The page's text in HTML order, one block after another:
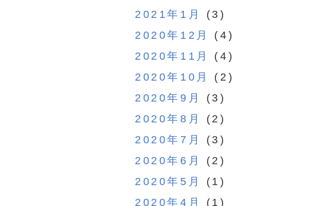
2021年1月
(3)
2020年12月
(4)
2020年11月
(4)
2020年10月
(2)
2020年9月
(3)
2020年8月
(2)
2020年7月
(3)
2020年6月
(2)
2020年5月
(1)
2020年4月
(1)